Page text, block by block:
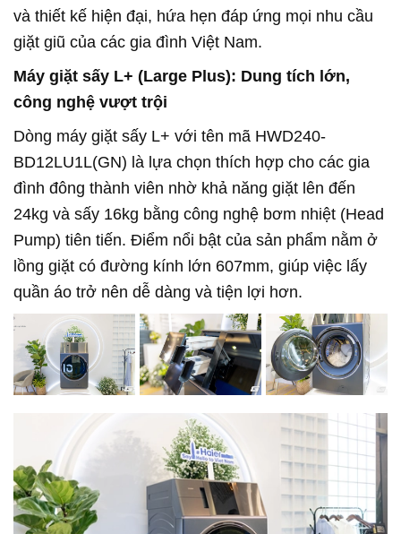
và thiết kế hiện đại, hứa hẹn đáp ứng mọi nhu cầu
giặt giũ của các gia đình Việt Nam.
Máy giặt sấy L+ (Large Plus): Dung tích lớn,
công nghệ vượt trội
Dòng máy giặt sấy L+ với tên mã HWD240-
BD12LU1L(GN) là lựa chọn thích hợp cho các gia
đình đông thành viên nhờ khả năng giặt lên đến
24kg và sấy 16kg bằng công nghệ bơm nhiệt (Head
Pump) tiên tiến. Điểm nổi bật của sản phẩm nằm ở
lồng giặt có đường kính lớn 607mm, giúp việc lấy
quần áo trở nên dễ dàng và tiện lợi hơn.